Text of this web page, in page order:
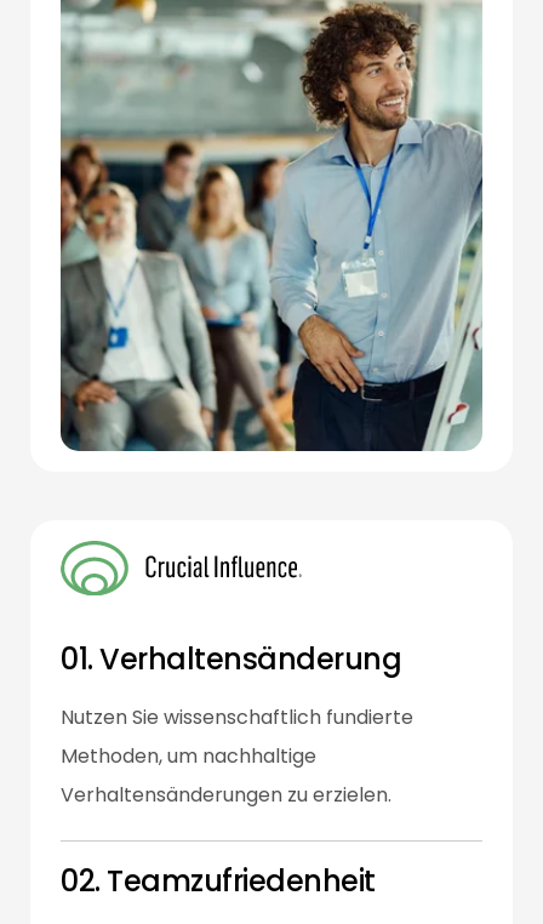
01. Verhaltensänderung
Nutzen Sie wissenschaftlich fundierte
Methoden, um nachhaltige
Verhaltensänderungen zu erzielen.
02. Teamzufriedenheit